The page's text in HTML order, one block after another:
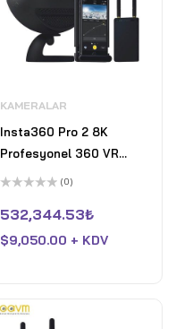
KAMERALAR
Insta360 Pro 2 8K
Profesyonel 360 VR
Kamera
üzerinden
0
aldı
(0)
532,344.53₺
$9,050.00 + KDV